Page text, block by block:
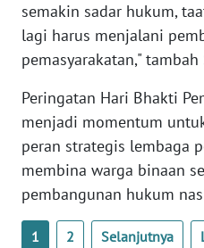
semakin sadar hukum,
lagi harus menjalani
pemasyarakatan," tambah
Peringatan Hari Bhakti
menjadi momentum
peran strategis lembaga
membina warga binaan
pembangunan hukum
1 2 Selanjutnya
WN
SULTRA
WN
NTB
WN